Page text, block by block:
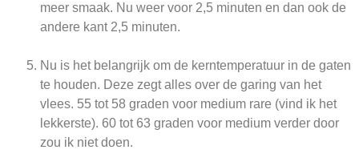
meer smaak. Nu weer voor 2,5 minuten en dan ook de
andere kant 2,5 minuten.
Nu is het belangrijk om de kerntemperatuur in de gaten
te houden. Deze zegt alles over de garing van het
vlees. 55 tot 58 graden voor medium rare (vind ik het
lekkerste). 60 tot 63 graden voor medium verder door
zou ik niet doen.